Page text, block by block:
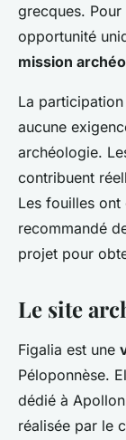
grecques. Pour
opportunité
mission
La
aucune
archéologie.
contribuent
Les fouilles ont
recommandé
projet pour
Le site
Figalia est une
Péloponnèse.
dédié à
réalisée par le